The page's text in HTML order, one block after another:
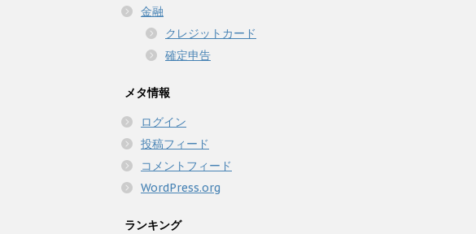
金融
クレジットカード
確定申告
メタ情報
ログイン
投稿フィード
コメントフィード
WordPress.org
ランキング